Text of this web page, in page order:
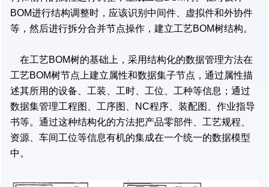
BOM进行结构调整时，应该识别中间件、虚拟件和外协件
等，然后进行拆分合并节点操作，建立工艺BOM树结构。
在工艺BOM树的基础上，采用结构化的数据管理方法在
工艺BOM树节点上建立属性和数据集子节点，通过属性描
述其所用的设备、工装、工时、工位、工种等信息；通过
数据集管理工程图、工序图、NC程序、装配图、作业指导
书等。通过这种结构化的方法把产品零部件、工艺规程、
资源、车间工位等信息有机的集成在一个统一的数据模型
中。